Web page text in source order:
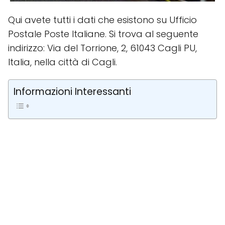
Qui avete tutti i dati che esistono su Ufficio
Postale Poste Italiane. Si trova al seguente
indirizzo: Via del Torrione, 2, 61043 Cagli PU,
Italia, nella città di Cagli.
Informazioni Interessanti